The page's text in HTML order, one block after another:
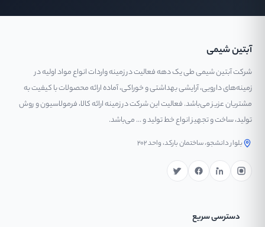
آبتین شیمی
شرکت آبتین شیمی طی یک دهه فعالیت در زمینه واردات انواع مواد اولیه در
زمینه‌های دارویی، آرایشی بهداشتی و خوراکی، آماده ارائه محصولات با کیفیت به
مشتریان عزیز می‌باشد. فعالیت این شرکت در زمینه ارائه کالا، فرمولاسیون و روش
تولید، ساخت و تجهیز انواع خط تولید و ... می‌باشد.
بلوار دانشجو، ساختمان بارکد، واحد ۲۰۲
دسترسی سریع